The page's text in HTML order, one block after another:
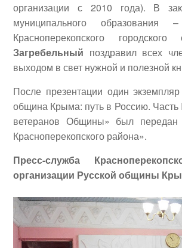
организации с 2010 года). В
муниципального образования –
Красноперекопского
Загребельный поздравил всех
выходом в свет нужной и полезной
После презентации один
община Крыма: путь в Россию.
ветеранов Общины» был
Красноперекопского района».
Пресс-служба
организации Русской общины